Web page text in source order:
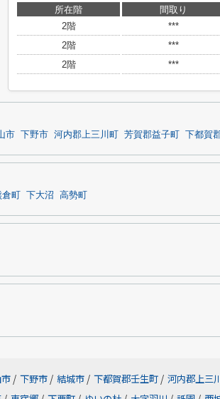
所在階 間取り
2階
***
2階
***
2階
***
市 下野市 河内郡上三川町 芳賀郡益子町 下都賀
町 下大沼 高勢町
/ 下野市 / 結城市 / 下都賀郡壬生町 / 河内郡上三